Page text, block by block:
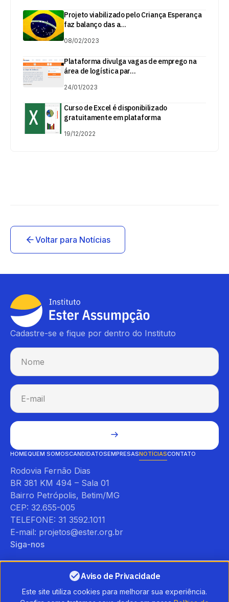
Projeto viabilizado pelo Criança Esperança
faz balanço das a...
08/02/2023
Plataforma divulga vagas de emprego na
área de logística par...
24/01/2023
Curso de Excel é disponibilizado
gratuitamente em plataforma
19/12/2022
Voltar para Notícias
Cadastre-se e fique por dentro do Instituto
HOMEQUEM SOMOSCANDIDATOSEMPRESASNOTÍCIASCONTATO
Rodovia Fernão Dias
BR 381 KM 494 – Sala 01
Bairro Petrópolis, Betim/MG
CEP: 32.655-005
TELEFONE: 31 3592.1011
E-mail: projetos@ester.org.br
Siga-nos
Aviso de Privacidade
Este site utiliza cookies para melhorar sua experiência.